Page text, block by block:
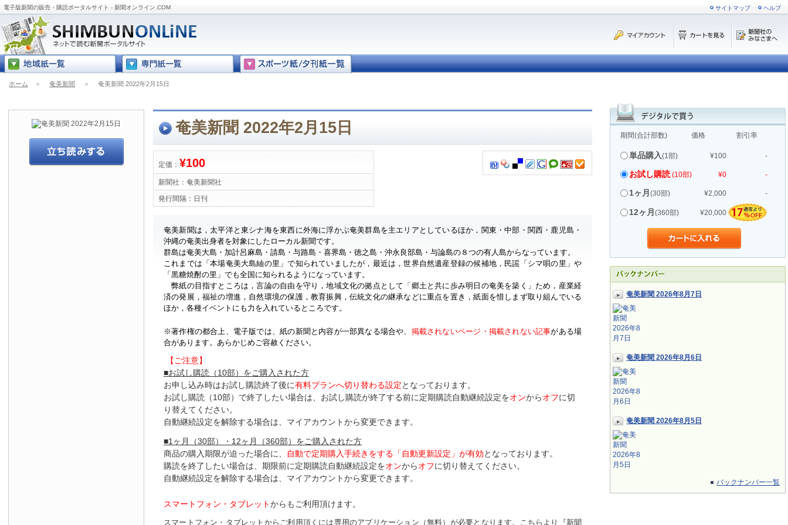
電子版新聞の販売・購読ポータルサイト - 新聞オンライン.COM サイトマップ ヘルプ
ホーム ＞ 奄美新聞 ＞ 奄美新聞 2022年2月15日
期間(合計部数) 価格 割引率
単品購入(1部) ¥100 -
お試し購読 (10部) ¥0 -
1ヶ月 (30部) ¥2,000 -
12ヶ月 (360部) ¥20,000
奄美新聞 2026年8月7日
奄美新聞 2026年8月6日
奄美新聞 2026年8月5日
バックナンバー一覧
奄美新聞 2022年2月15日
定価： ¥100
新聞社： 奄美新聞社
発行間隔： 日刊
奄美新聞は，太平洋と東シナ海を東西に外海に浮かぶ奄美群島を主エリアとしているほか，関東・中部・関西・鹿児島・
沖縄の奄美出身者を対象にしたローカル新聞です。
群島は奄美大島・加計呂麻島・請島・与路島・喜界島・徳之島・沖永良部島・与論島の８つの有人島からなっています。
これまでは「本場奄美大島紬の里」で知られていましたが，最近は，世界自然遺産登録の候補地，民謡「シマ唄の里」や
「黒糖焼酎の里」でも全国に知られるようになっています。
弊紙の目指すところは，言論の自由を守り，地域文化の拠点として「郷土と共に歩み明日の奄美を築く」ため，産業経
済の発展，福祉の増進，自然環境の保護，教育振興，伝統文化の継承などに重点を置き，紙面を惜しまず取り組んでいる
ほか，各種イベントにも力を入れているところです。
※著作権の都合上、 電子版では、紙の新聞と内容が一部異なる場合や、 掲載されないページ・掲載されない記事がある場
合があります。あらかじめご容赦ください。
【ご注意】
■お試し購読（10部）をご購入された方
お申し込み時はお試し購読終了後に有料プランへ切り替わる設定となっております。
お試し購読（10部）で終了したい場合は、お試し購読が終了する前に定期購読自動継続設定をオンからオフに切
り替えてください。
自動継続設定を解除する場合は、マイアカウントから変更できます。
■1ヶ月（30部）・12ヶ月（360部）をご購入された方
商品の購入期限が迫った場合に、
自動で定期購入手続きをする「自動更新設定」が有効となっております。
購読を終了したい場合は、期限前に定期購読自動継続設定をオンからオフに切り替えてください。
自動継続設定を解除する場合は、マイアカウントから変更できます。
スマートフォン・タブレットからもご利用頂けます。
スマートフォン・タブレットからご利用頂くには専用のアプリケーション（無料）が必要となります。 こちらより『新聞